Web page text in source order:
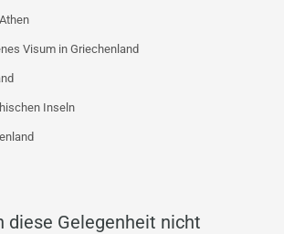
Visum in Griechenland
Inseln
diese Gelegenheit nicht